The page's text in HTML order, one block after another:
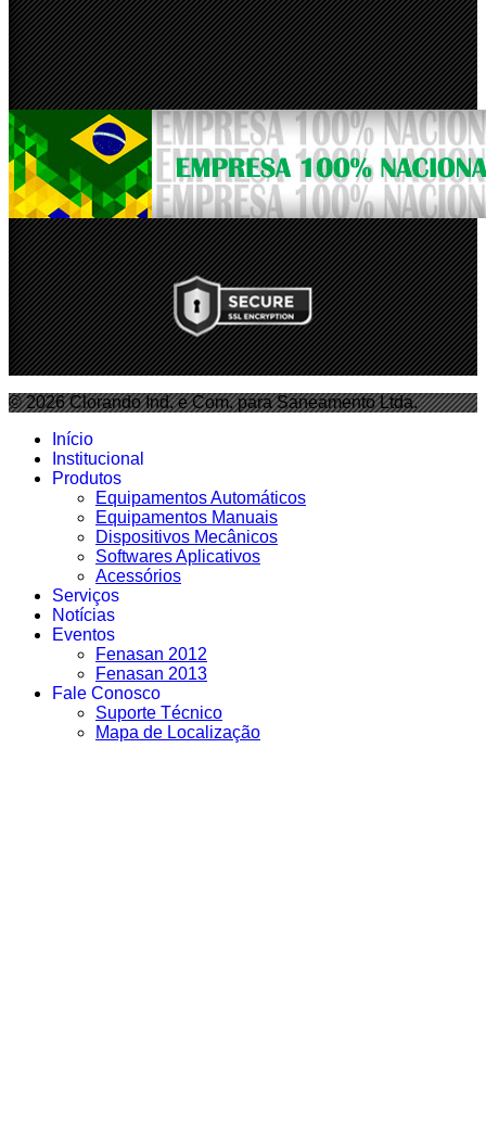
© 2026 Clorando Ind. e Com. para Saneamento Ltda.
Início
Institucional
Produtos
Equipamentos Automáticos
Equipamentos Manuais
Dispositivos Mecânicos
Softwares Aplicativos
Acessórios
Serviços
Notícias
Eventos
Fenasan 2012
Fenasan 2013
Fale Conosco
Suporte Técnico
Mapa de Localização